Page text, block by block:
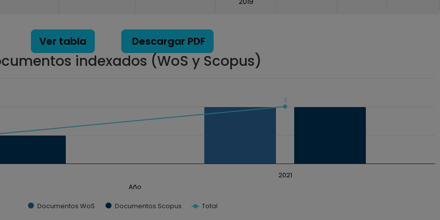
Ver tabla Descargar PDF
indexados (WoS y Scopus)
Data ranges from 1 to 2.
Año
2
Documentos WoS Documentos Scopus Total
2021